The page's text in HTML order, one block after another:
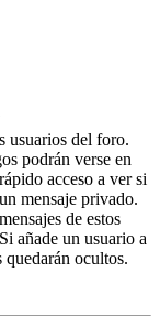
usuarios del foro.
podrán verse en
acceso a ver si
mensaje privado.
de estos
añade un usuario a
quedarán ocultos.